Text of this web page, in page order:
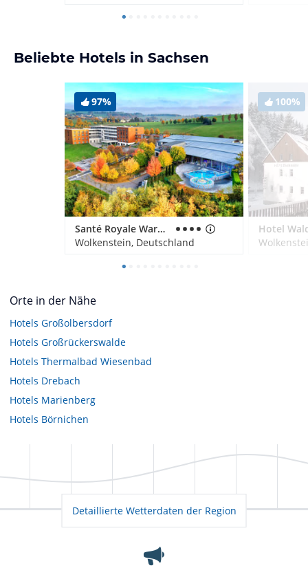
Beliebte Hotels in Sachsen
97%
Santé Royale Warmbad Wolkenstein
Wolkenstein, Deutschland
100%
Hotel
Orte in der Nähe
Hotels Großolbersdorf
Hotels Großrückerswalde
Hotels Thermalbad Wiesenbad
Hotels Drebach
Hotels Marienberg
Hotels Börnichen
Detaillierte Wetterdaten der Region